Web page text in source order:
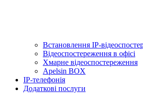
Встановлення IP-
Відеоспостереження в офісі
Хмарне відеоспостереження
Apelsin BOX
IP-телефонія
Додаткові послуги